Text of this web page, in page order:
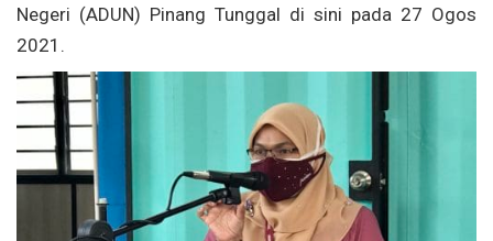
Negeri (ADUN) Pinang Tunggal di sini pada 27 Ogos
2021.